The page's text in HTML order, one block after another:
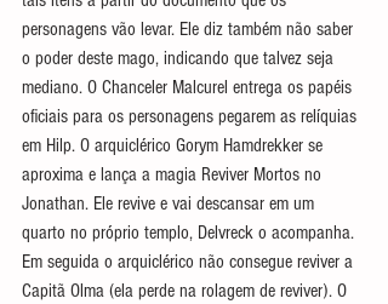
personagens vão levar. Ele diz também não saber
o poder deste mago, indicando que talvez seja
mediano. O Chanceler Malcurel entrega os papéis
oficiais para os personagens pegarem as relíquias
em Hilp. O arquiclérico Gorym Hamdrekker se
aproxima e lança a magia Reviver Mortos no
Jonathan. Ele revive e vai descansar em um
quarto no próprio templo, Delvreck o acompanha.
Em seguida o arquiclérico não consegue reviver a
Capitã Olma (ela perde na rolagem de reviver). O